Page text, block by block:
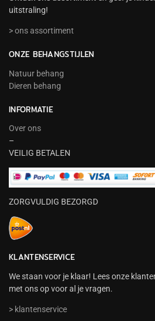
uitstraling!
> ons assortiment
ONZE BEHANGSTIJLEN
Natuur behang
Dieren behang
INFORMATIE
Over ons
–
VEILIG BETALEN
ZORGVULDIG BEZORGD
KLANTENSERVICE
We staan voor je klaar! Lees onze
met ons op voor al je vragen.
> klantenservice